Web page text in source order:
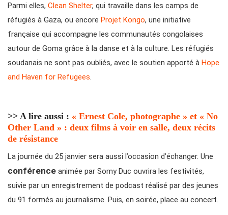
Parmi elles, Clean Shelter, qui travaille dans les camps de
réfugiés à Gaza, ou encore Projet Kongo, une initiative
française qui accompagne les communautés congolaises
autour de Goma grâce à la danse et à la culture. Les réfugiés
soudanais ne sont pas oubliés, avec le soutien apporté à Hope
and Haven for Refugees.
>> A lire aussi : « Ernest Cole, photographe » et « No
Other Land » : deux films à voir en salle, deux récits
de résistance
La journée du 25 janvier sera aussi l’occasion d’échanger. Une
conférence animée par Somy Duc ouvrira les festivités,
suivie par un enregistrement de podcast réalisé par des jeunes
du 91 formés au journalisme. Puis, en soirée, place au concert.